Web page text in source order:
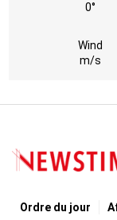
0°
Wind
m/s
Ordre du jour